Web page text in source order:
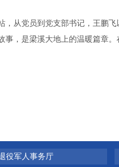
从党员到党支部书记，王鹏飞
事，是梁溪大地上的温暖篇章
役军人事务厅